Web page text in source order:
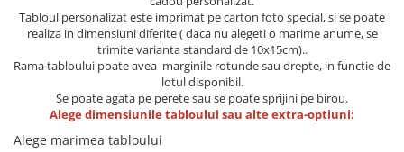
Sticlă pentru apa Personalizată
Sepci personalizate
Seturi cadou pentru copii KID's Collection
Cadouri Cuplu
Fashion
Tabloul personalizat este imprimat pe carton foto special, si se poate
realiza in dimensiuni diferite ( daca nu alegeti o marime anume, se
trimite varianta standard de 10x15cm)..
Rama tabloului poate avea marginile rotunde sau drepte, in functie de
lotul disponibil.
Se poate agata pe perete sau se poate sprijini pe birou.
Alege dimensiunile tabloului sau alte extra-optiuni:
Alege marimea tabloului